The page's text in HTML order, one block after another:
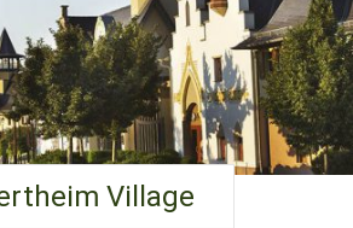
Village